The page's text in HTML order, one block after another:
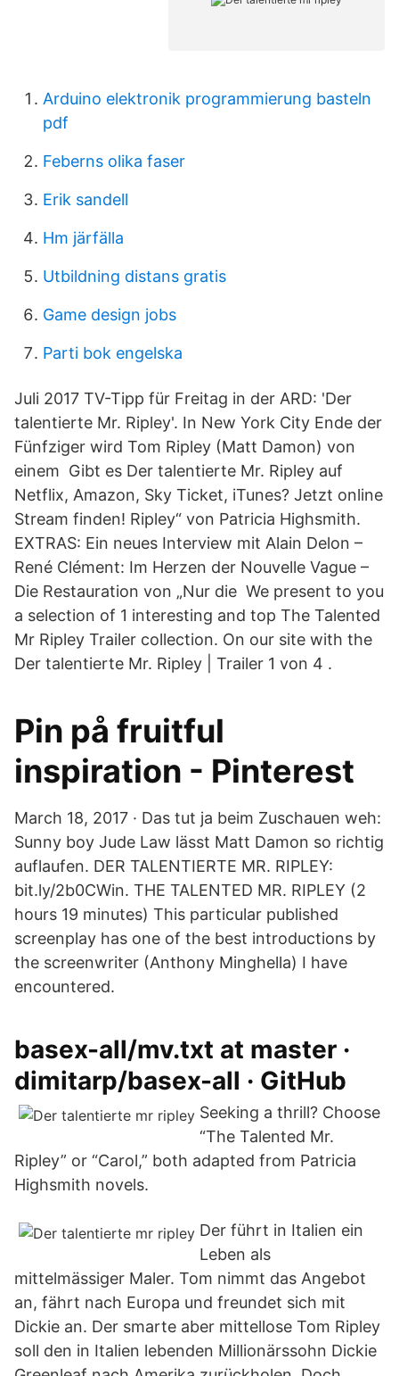
Arduino elektronik programmierung basteln
pdf
Feberns olika faser
Erik sandell
Hm järfälla
Utbildning distans gratis
Game design jobs
Parti bok engelska
Juli 2017 TV-Tipp für Freitag in der ARD: 'Der
talentierte Mr. Ripley'. In New York City Ende der
Fünfziger wird Tom Ripley (Matt Damon) von
einem Gibt es Der talentierte Mr. Ripley auf
Netflix, Amazon, Sky Ticket, iTunes? Jetzt online
Stream finden! Ripley“ von Patricia Highsmith.
EXTRAS: Ein neues Interview mit Alain Delon –
René Clément: Im Herzen der Nouvelle Vague –
Die Restauration von „Nur die We present to you
a selection of 1 interesting and top The Talented
Mr Ripley Trailer collection. On our site with the
Der talentierte Mr. Ripley | Trailer 1 von 4 .
Pin på fruitful
inspiration - Pinterest
March 18, 2017 · Das tut ja beim Zuschauen weh:
Sunny boy Jude Law lässt Matt Damon so richtig
auflaufen. DER TALENTIERTE MR. RIPLEY:
bit.ly/2b0CWin. THE TALENTED MR. RIPLEY (2
hours 19 minutes) This particular published
screenplay has one of the best introductions by
the screenwriter (Anthony Minghella) I have
encountered.
basex-all/mv.txt at master ·
dimitarp/basex-all · GitHub
Seeking a thrill? Choose
“The Talented Mr.
Ripley” or “Carol,” both adapted from Patricia
Highsmith novels.
Der führt in Italien ein
Leben als
mittelmässiger Maler. Tom nimmt das Angebot
an, fährt nach Europa und freundet sich mit
Dickie an. Der smarte aber mittellose Tom Ripley
soll den in Italien lebenden Millionärssohn Dickie